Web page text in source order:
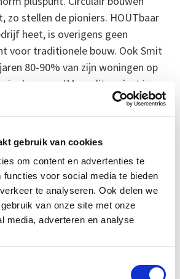
gebruik van cookies
om content en advertenties te
functies voor social media te bieden
te analyseren. Ook delen we
van onze site met onze
media, adverteren en analyse
zo stellen de pioniers. HOUTbaar
heet, is overigens geen
voor traditionele bouw. Ook Smit
80-90% van zijn woningen op
bouwen. ‘Maar dit project is
aanvulling op’, constateert hij
Duik dan eens